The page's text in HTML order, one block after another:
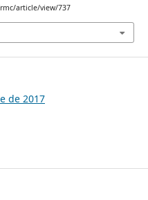
article/view/737
de 2017